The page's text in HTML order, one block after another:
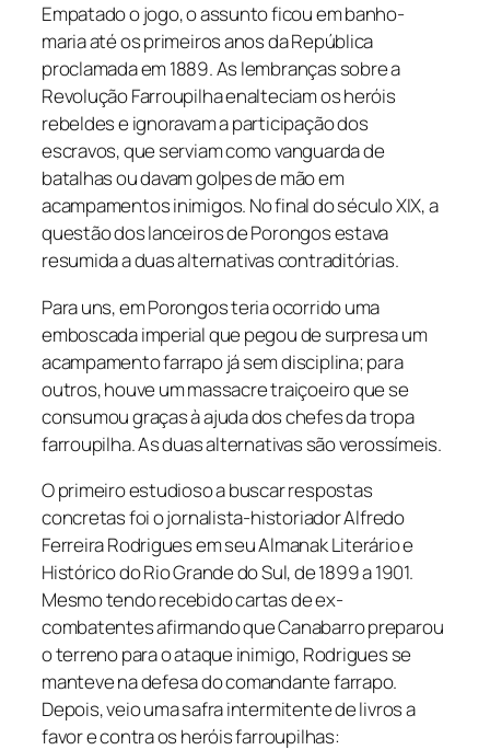
Empatado o jogo, o assunto ficou em banho-
maria até os primeiros anos da República
proclamada em 1889. As lembranças sobre a
Revolução Farroupilha enalteciam os heróis
rebeldes e ignoravam a participação dos
escravos, que serviam como vanguarda de
batalhas ou davam golpes de mão em
acampamentos inimigos. No final do século XIX, a
questão dos lanceiros de Porongos estava
resumida a duas alternativas contraditórias.
Para uns, em Porongos teria ocorrido uma
emboscada imperial que pegou de surpresa um
acampamento farrapo já sem disciplina; para
outros, houve um massacre traiçoeiro que se
consumou graças à ajuda dos chefes da tropa
farroupilha. As duas alternativas são verossímeis.
O primeiro estudioso a buscar respostas
concretas foi o jornalista-historiador Alfredo
Ferreira Rodrigues em seu Almanak Literário e
Histórico do Rio Grande do Sul, de 1899 a 1901.
Mesmo tendo recebido cartas de ex-
combatentes afirmando que Canabarro preparou
o terreno para o ataque inimigo, Rodrigues se
manteve na defesa do comandante farrapo.
Depois, veio uma safra intermitente de livros a
favor e contra os heróis farroupilhas: